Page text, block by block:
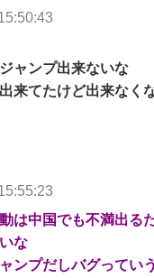
ャンプ出来ないな
来てたけど出来なく
は中国でも不満出る
な
ンプだしバグってい